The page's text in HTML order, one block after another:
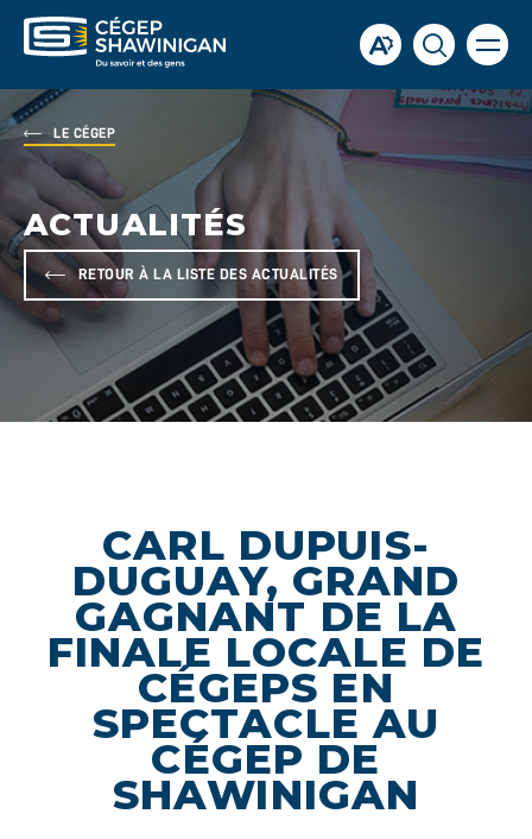
Ouvrir
la
barre
Ouvrir
la
fenêtre
Ouvrir
la
du
LE CÉGEP
ACTUALITÉS
RETOUR À LA LISTE DES ACTUALITÉS
CARL DUPUIS-
DUGUAY, GRAND
GAGNANT DE LA
FINALE LOCALE DE
CÉGEPS EN
SPECTACLE AU
CÉGEP DE
SHAWINIGAN